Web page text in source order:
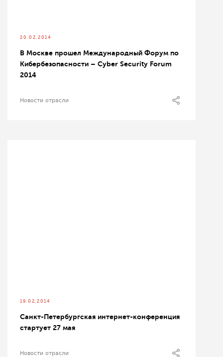
20.02.2014
В Москве прошел Международный Форум по
Кибербезопасности – Cyber Security Forum
2014
Новости отрасли
19.02.2014
Санкт-Петербургская интернет-конференция
стартует 27 мая
Новости отрасли